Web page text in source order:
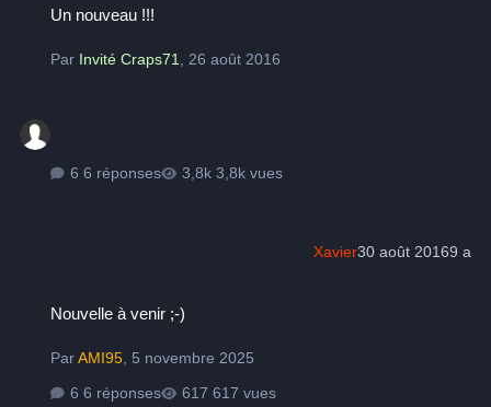
Un nouveau !!!
Par Invité Craps71,26 août 2016
6 réponses 3,8k vues
Xavier30 août 20169 a
Nouvelle à venir ;-)
ParAMI95 5 novembre 2025
6 réponses
617 vues